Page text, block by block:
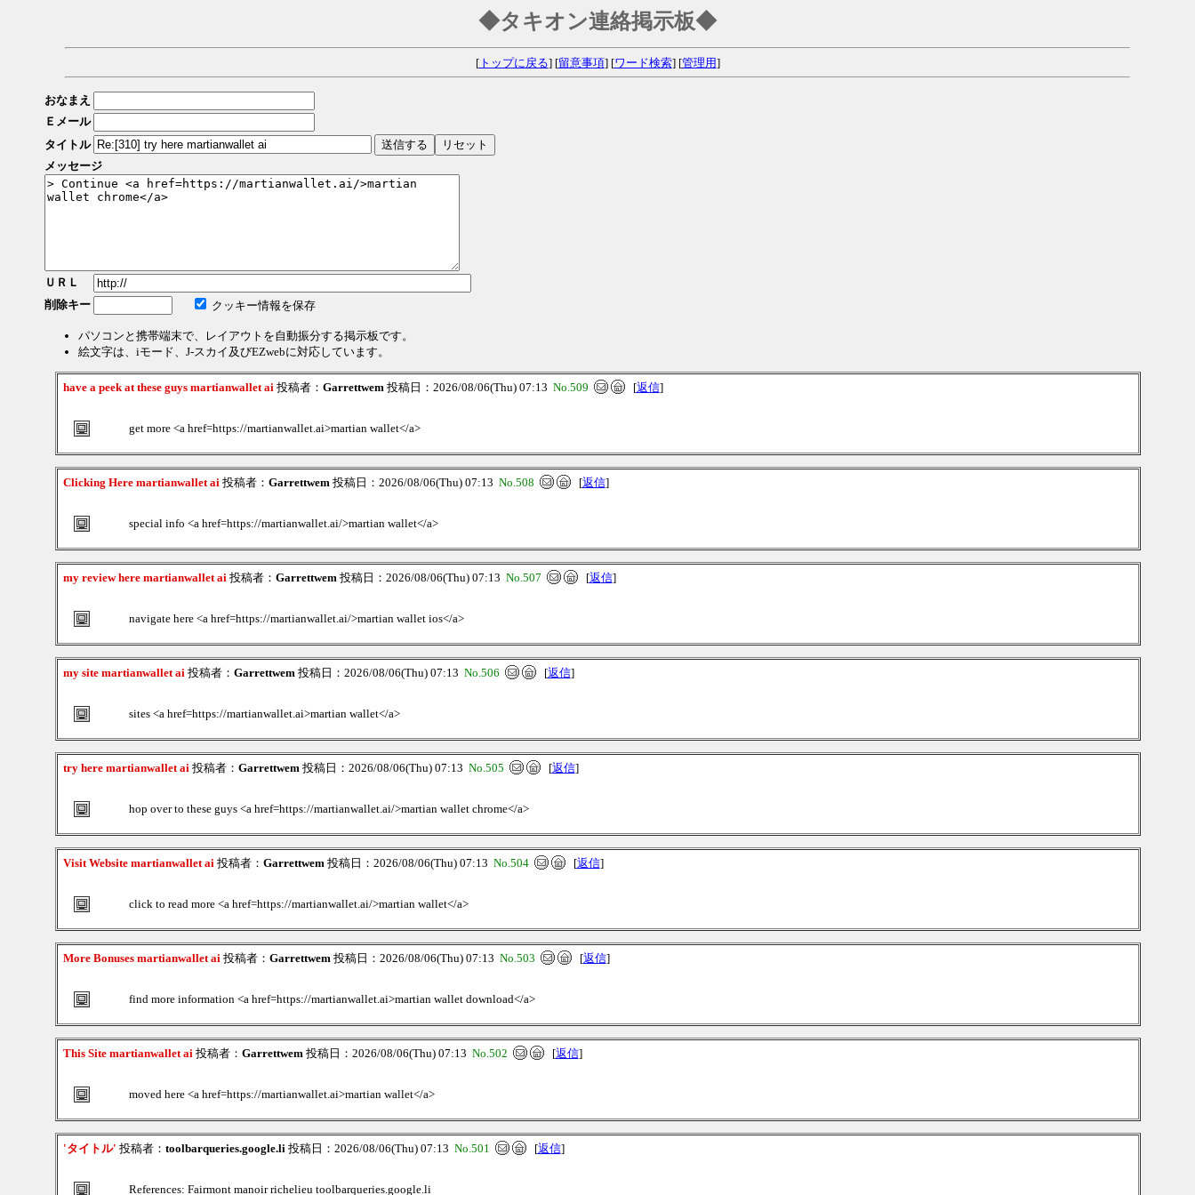
◆タキオン連絡掲示板◆
[トップに戻る] [留意事項] [ワード検索] [管理用]
おなまえ
Ｅメール
タイトル
メッセージ
ＵＲＬ
削除キー
クッキー情報を保存
パソコンと携帯端末で、レイアウトを自動振分する掲示板です。
絵文字は、iモード、J-スカイ及びEZwebに対応しています。
have a peek at these guys martianwallet ai投稿者： Garrettwem投稿日：2026/08/06(Thu) 07:13 No.509 [返信]
get more <a href=https://martianwallet.ai>martian wallet</a>
Clicking Here martianwallet ai投稿者： Garrettwem投稿日：2026/08/06(Thu) 07:13 No.508 [返信]
special info <a href=https://martianwallet.ai/>martian wallet</a>
my review here martianwallet ai投稿者： Garrettwem投稿日：2026/08/06(Thu) 07:13 No.507 [返信]
navigate here <a href=https://martianwallet.ai/>martian wallet ios</a>
my site martianwallet ai投稿者： Garrettwem投稿日：2026/08/06(Thu) 07:13 No.506 [返信]
sites <a href=https://martianwallet.ai>martian wallet</a>
try here martianwallet ai投稿者： Garrettwem投稿日：2026/08/06(Thu) 07:13 No.505 [返信]
hop over to these guys <a href=https://martianwallet.ai/>martian wallet chrome</a>
Visit Website martianwallet ai投稿者： Garrettwem投稿日：2026/08/06(Thu) 07:13 No.504 [返信]
click to read more <a href=https://martianwallet.ai/>martian wallet</a>
More Bonuses martianwallet ai投稿者： Garrettwem投稿日：2026/08/06(Thu) 07:13 No.503 [返信]
find more information <a href=https://martianwallet.ai>martian wallet download</a>
This Site martianwallet ai投稿者： Garrettwem投稿日：2026/08/06(Thu) 07:13 No.502 [返信]
moved here <a href=https://martianwallet.ai>martian wallet</a>
'タイトル' 投稿者： toolbarqueries.google.li投稿日：2026/08/06(Thu) 07:13 No.501 [返信]
References: Fairmont manoir richelieu toolbarqueries.google.li